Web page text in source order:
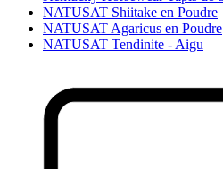
NATUSAT Shiitake en Poudre
NATUSAT Agaricus en Poudre
NATUSAT Tendinite - Aigu